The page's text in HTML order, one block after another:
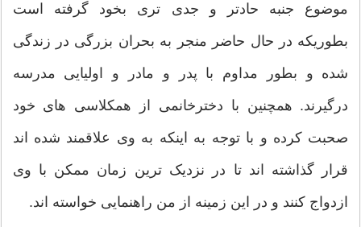
موضوع جنبه حادتر و جدی تری بخود گرفته است
بطوریکه در حال حاضر منجر به بحران بزرگی در زندگی
شده و بطور مداوم با پدر و مادر و اولیایی مدرسه
درگیرند. همچنین با دخترخانمی از همکلاسی های خود
صحبت کرده و با توجه به اینکه به وی علاقمند شده اند
قرار گذاشته اند تا در نزدیک ترین زمان ممکن با وی
ازدواج کنند و در این زمینه از من راهنمایی خواسته اند.